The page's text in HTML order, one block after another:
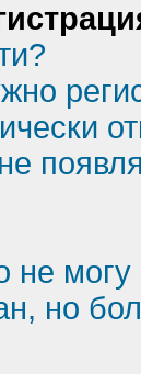
не могу
но